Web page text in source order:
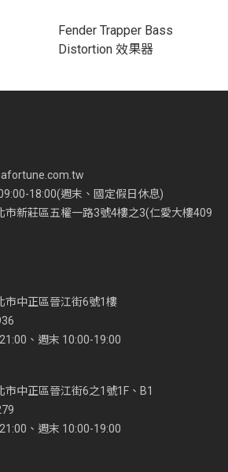
Fender Trapper Bass
Distortion 效果器
18:00(週末、國定假日休息)
市新莊區五權一路3號4樓之3(仁愛大樓409
市中正區晉江街6號1樓
、週末 10:00-19:00
中正區晉江街6之1號1F、B1
、週末 10:00-19:00